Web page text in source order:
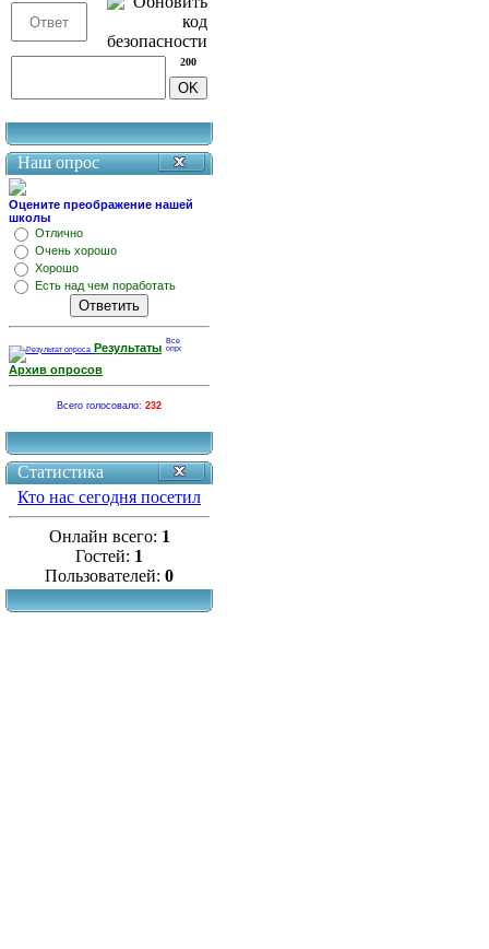
200
Наш опрос
Оцените преображение нашей
школы
Отлично
Очень хорошо
Хорошо
Есть над чем поработать
Результаты
Архив опросов
Всего голосовало: 232
Статистика
Кто нас сегодня посетил
Онлайн всего: 1
Гостей: 1
Пользователей: 0